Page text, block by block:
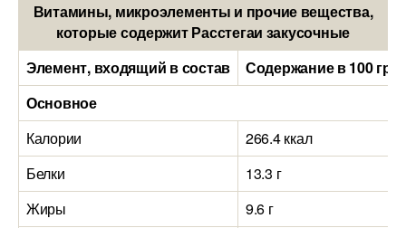
Витамины, микроэлементы и прочие вещества,
которые содержит Расстегаи закусочные
Элемент, входящий в состав
Содержание в 100
Основное
Калории
266.4 ккал
Белки
13.3 г
Жиры
9.6 г